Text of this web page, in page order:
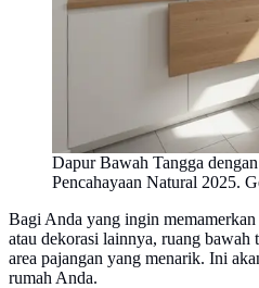
Dapur Bawah Tangga
Pencahayaan Natural 2025.
Bagi Anda yang ingin
atau dekorasi lainnya, ruang bawah
area pajangan yang menarik. Ini
rumah Anda.